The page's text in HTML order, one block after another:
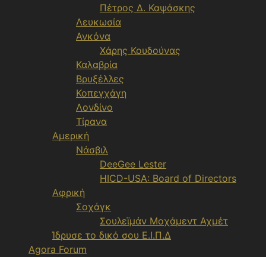
Πέτρος Δ. Καψάσκης
Λευκωσία
Ανκόνα
Χάρης Κουδούνας
Καλαβρία
Βρυξέλλες
Κοπεγχάγη
Λονδίνο
Τίρανα
Αμερική
Νάσβιλ
DeeGee Lester
HICD-USA: Board of Directors
Αφρική
Σοχάγκ
Σουλεϊμάν Μοχάμεντ Αχμέτ
Ίδρυσε το δικό σου Ε.Ι.Π.Δ
Agora Forum